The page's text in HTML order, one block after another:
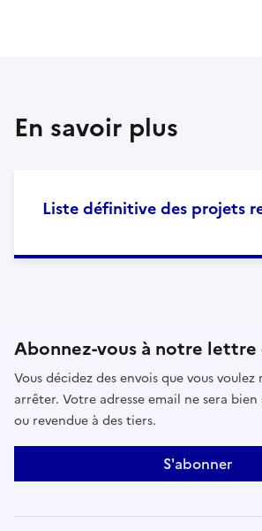
En savoir plus
Liste définitive des projets
Abonnez-vous à notre lettre
Vous décidez des envois que vous
arrêter. Votre adresse email ne sera
ou revendue à des tiers.
S'abonner